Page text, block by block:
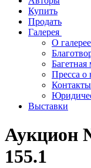
Купить
Продать
Галерея
О галерее
Багетная
Пресса о
Контакты
Выставки
Аукцион
155.1